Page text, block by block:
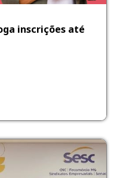
inscrições até